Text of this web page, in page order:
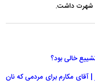
شهرت داشت.
خالی بود؟
آقای مکارم برای مردمی که نان